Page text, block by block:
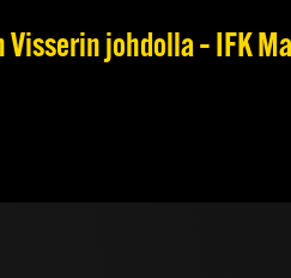
Visserin johdolla – IFK